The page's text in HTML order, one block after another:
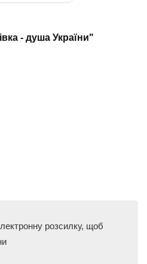
- душа України"
розсилку, щоб